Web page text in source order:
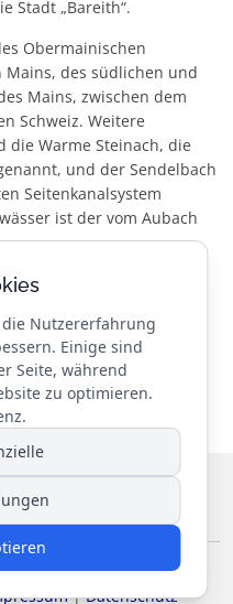
Stadt „Bareith“.
Obermainischen
Mains, des südlichen und
Mains, zwischen dem
Schweiz. Weitere
die Warme Steinach, die
und der Sendelbach
Seitenkanalsystem
ist der vom Aubach
. Alle Rechte vorbehalten.
Webentwicklung
Sponsoren|Partner|
|Datenschutz
die Nutzererfahrung
Einige sind
Seite, während
zu optimieren.